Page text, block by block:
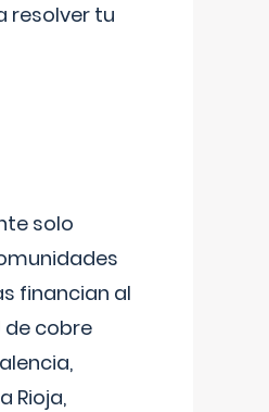
resolver tu
solo
financian al
de cobre
Rioja,